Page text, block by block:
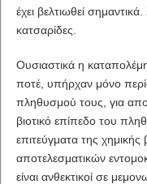
έχει βελτιωθεί
κατσαρίδες.
Ουσιαστικά η
ποτέ, υπήρχαν μόνο
πληθυσμού τους, για
βιοτικό επίπεδο του
επιτεύγματα της χημικής
αποτελεσματικών
είναι ανθεκτικοί σε